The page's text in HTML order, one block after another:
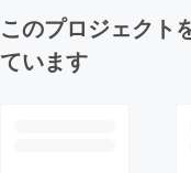
このプロジェクト
ています